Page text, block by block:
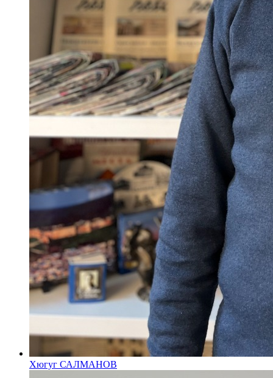
Хюгуг САЛМАНОВ